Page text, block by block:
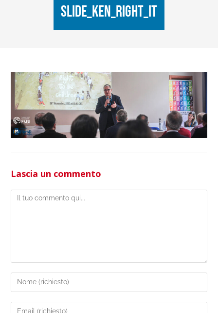
SLIDE_KEN_RIGHT_IT
Lascia un commento